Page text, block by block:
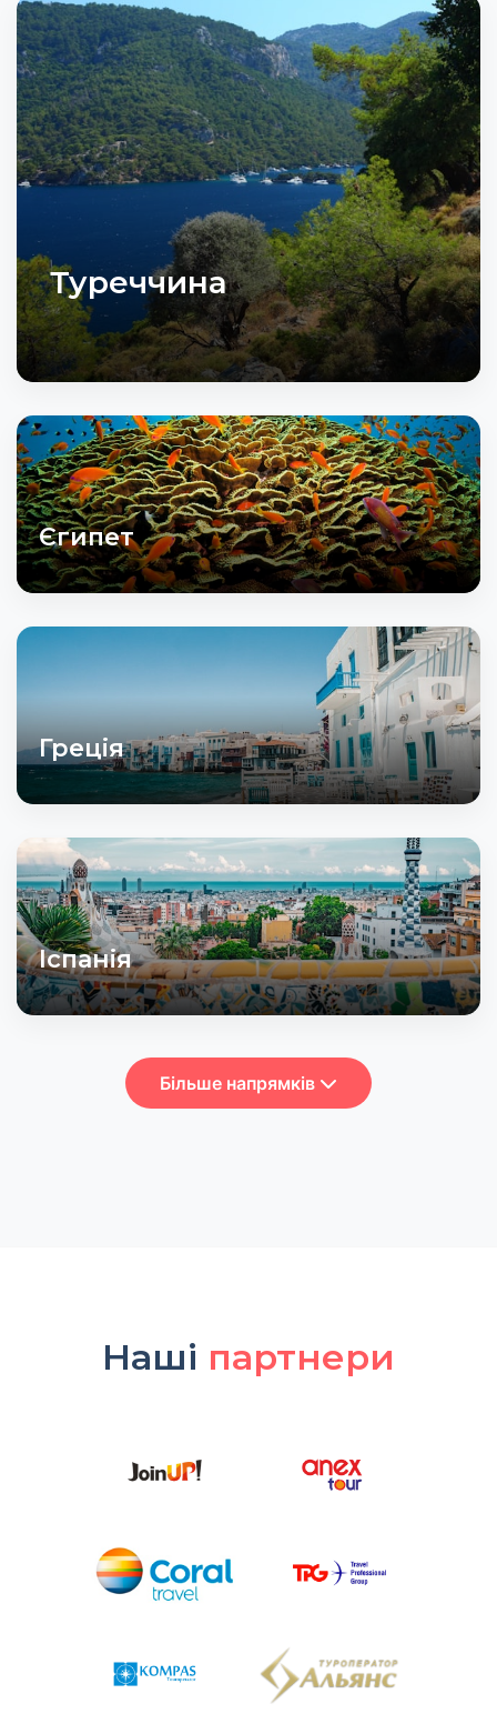
Туреччина
Єгипет
Греція
Іспанія
Більше напрямків
Наші партнери